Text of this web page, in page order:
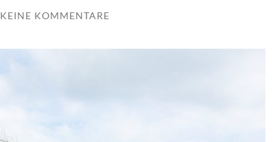
KEINE KOMMENTARE